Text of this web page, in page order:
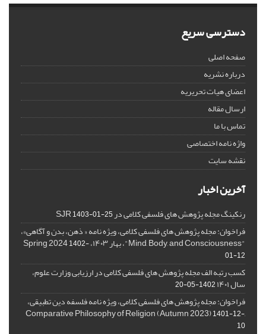
دسترسی سریع
صفحه اصلی
درباره نشریه
اعضای هیات تحریریه
ارسال مقاله
تماس با ما
واژه نامه اختصاصی
نقشه سایت
آخرین اخبار
رنکینگ مجله پژوهش های فلسفی کلامی در SJR1403-01-25
فراخوان: مجله پژوهش های فلسفی کلامی، ویژه نامه « ذهن، بدن و آگاهی»،
"Mind, Body, and Consciousness"، بهار ۱۴۰۳، Spring 2024
1402-
01-12
کسب رتبه الف مجله پژوهش های فلسفی کلامی در ارزیابی وزارت علوم،
سال ۱۴۰۱ 1402-05-20
فراخوان: مجله پژوهش های فلسفی کلامی، ویژه نامه فلسفه دین تطبیقی،
,Comparative Philosophy of Religion (Autumn 2023)
1401-12-
10